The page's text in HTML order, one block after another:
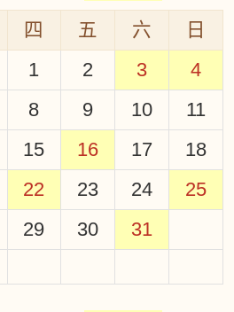
四 五 六
日
1
2 3
4
8 9 10
11
15 16 17
18
22 23 24
25
29 30 31